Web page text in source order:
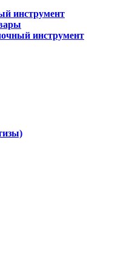
инструмент
инструмент